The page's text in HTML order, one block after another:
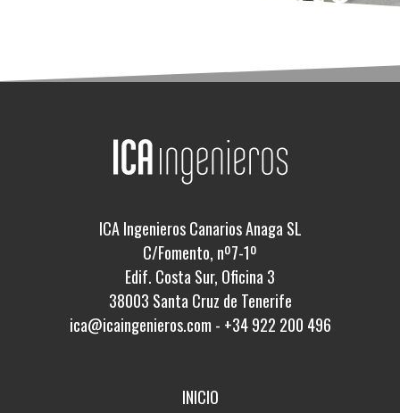
ICA Ingenieros Canarios Anaga SL
C/Fomento, nº7-1º
Edif. Costa Sur, Oficina 3
38003 Santa Cruz de Tenerife
ica@icaingenieros.com - +34 922 200 496
INICIO